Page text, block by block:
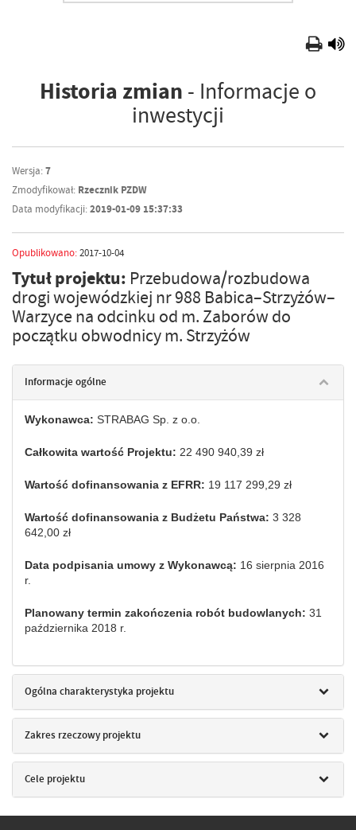
Historia zmian - Informacje o
inwestycji
Wersja:7
Zmodyfikował: Rzecznik PZDW
Data modyfikacji:2019-01-09 15:37:33
Opublikowano:2017-10-04
Tytuł projektu: Przebudowa/rozbudowa
drogi wojewódzkiej nr 988 Babica–Strzyżów–
Warzyce na odcinku od m. Zaborów do
początku obwodnicy m. Strzyżów
Informacje ogólne
Wykonawca: STRABAG Sp. z o.o.
Całkowita wartość Projektu: 22 490 940,39 zł
Wartość dofinansowania z EFRR: 19 117 299,29 zł
Wartość dofinansowania z Budżetu Państwa: 3 328
642,00 zł
Data podpisania umowy z Wykonawcą: 16 sierpnia 2016
r.
Planowany termin zakończenia robót budowlanych: 31
października 2018 r.
Ogólna charakterystyka projektu
Zakres rzeczowy projektu
Cele projektu